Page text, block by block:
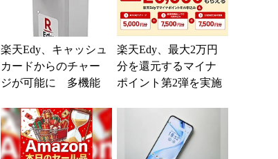
楽天Edy、キャッシュ
カードからのチャー
ジが可能に 多機能
楽天Edy、最大2万円
分を還元するマイナ
ポイント第2弾を実施